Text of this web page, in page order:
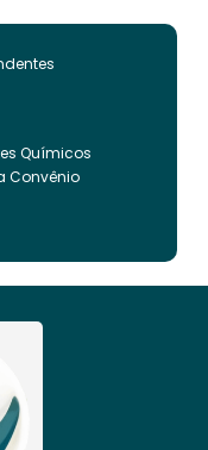
Químicos
Convênio
Químicos
Bradesco